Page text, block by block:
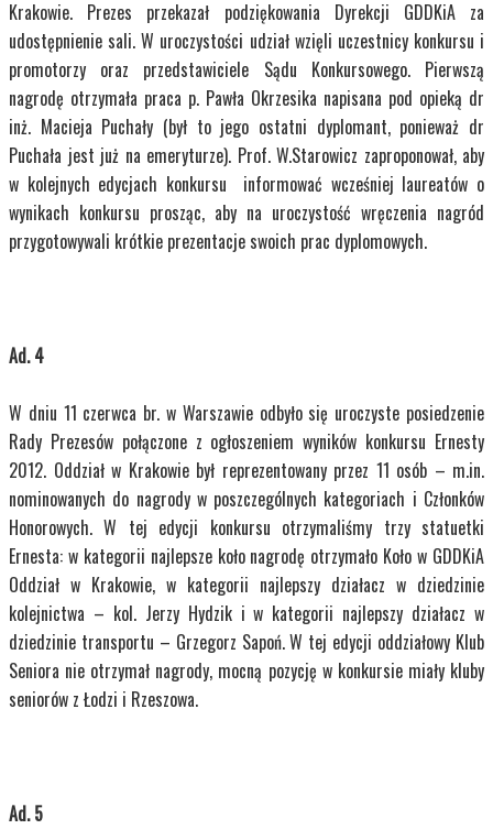
Krakowie. Prezes przekazał podziękowania Dyrekcji GDDKiA za
udostępnienie sali. W uroczystości udział wzięli uczestnicy konkursu i
promotorzy oraz przedstawiciele Sądu Konkursowego. Pierwszą
nagrodę otrzymała praca p. Pawła Okrzesika napisana pod opieką dr
inż. Macieja Puchały (był to jego ostatni dyplomant, ponieważ dr
Puchała jest już na emeryturze). Prof. W.Starowicz zaproponował, aby
w kolejnych edycjach konkursu informować wcześniej laureatów o
wynikach konkursu prosząc, aby na uroczystość wręczenia nagród
przygotowywali krótkie prezentacje swoich prac dyplomowych.
Ad. 4
W dniu 11 czerwca br. w Warszawie odbyło się uroczyste posiedzenie
Rady Prezesów połączone z ogłoszeniem wyników konkursu Ernesty
2012. Oddział w Krakowie był reprezentowany przez 11 osób – m.in.
nominowanych do nagrody w poszczególnych kategoriach i Członków
Honorowych. W tej edycji konkursu otrzymaliśmy trzy statuetki
Ernesta: w kategorii najlepsze koło nagrodę otrzymało Koło w GDDKiA
Oddział w Krakowie, w kategorii najlepszy działacz w dziedzinie
kolejnictwa – kol. Jerzy Hydzik i w kategorii najlepszy działacz w
dziedzinie transportu – Grzegorz Sapoń. W tej edycji oddziałowy Klub
Seniora nie otrzymał nagrody, mocną pozycję w konkursie miały kluby
seniorów z Łodzi i Rzeszowa.
Ad. 5